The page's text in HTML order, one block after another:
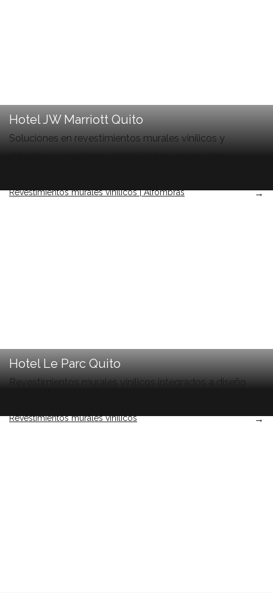
Hotel JW Marriott Quito
Soluciones en revestimientos murales vinílicos y
Revestimientos murales vinílicos | Alfombras →
Hotel Le Parc Quito
Revestimientos murales vinílicos integrados a diseño
Revestimientos murales vinílicos →